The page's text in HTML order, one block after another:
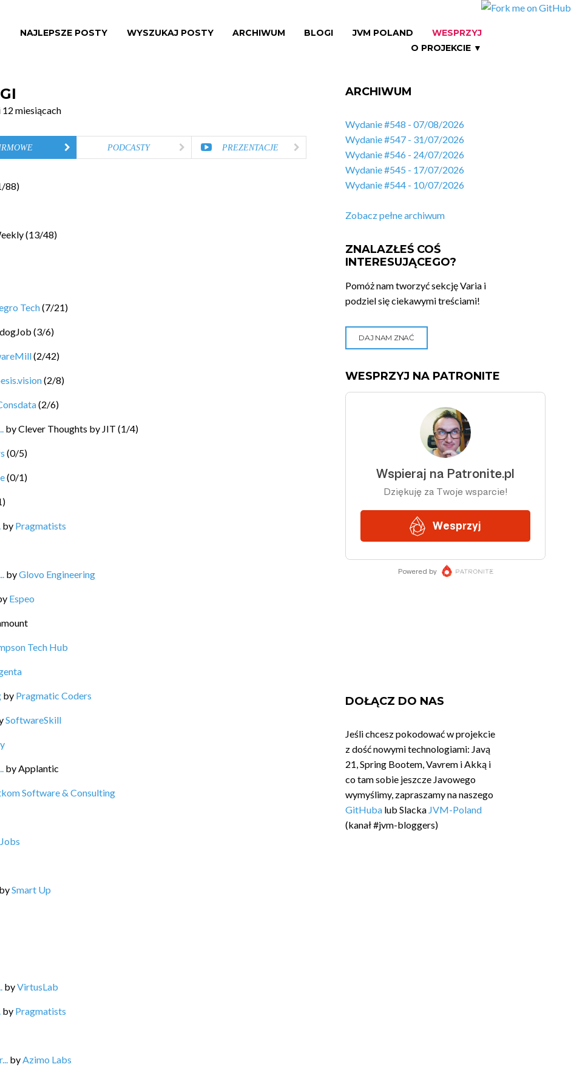
NAJLEPSZE POSTY WYSZUKAJ POSTY ARCHIWUM BLOGI JVM POLAND
WESPRZYJ
O PROJEKCIE ▼
miesiącach
PODCASTY PREZENTACJE
/88)
(13/48)
Tech(7/21)
(3/6)
(2/42)
(2/8)
(2/6)
byClever Thoughts by JIT (1/4)
(0/5)
(0/1)
)
by Pragmatists
byGlovo Engineering
Espeo
Tech Hub
by Pragmatic Coders
SoftwareSkill
byApplantic
Software & Consulting
bySmart Up
byVirtusLab
by Pragmatists
byAzimo Labs
ARCHIWUM
Wydanie #548 - 07/08/2026
Wydanie #547 - 31/07/2026
Wydanie #546 - 24/07/2026
Wydanie #545 - 17/07/2026
Wydanie #544 - 10/07/2026
Zobacz pełne archiwum
ZNALAZŁEŚ COŚ
INTERESUJĄCEGO?
Pomóż nam tworzyć sekcję Varia i
podziel się ciekawymi treściami!
DAJ NAM ZNAĆ
WESPRZYJ NA PATRONITE
DOŁĄCZ DO NAS
Jeśli chcesz pokodować w projekcie
z dość nowymi technologiami: Javą
21, Spring Bootem, Vavrem i Akką i
co tam sobie jeszcze Javowego
wymyślimy, zapraszamy na naszego
GitHuba lub Slacka JVM-Poland
(kanał #jvm-bloggers)